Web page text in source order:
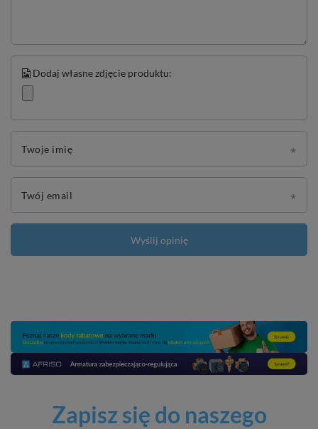
Dodaj własne zdjęcie produktu:
Twoje imię
Twój email
Wyślij opinię
Zapisz się do naszego